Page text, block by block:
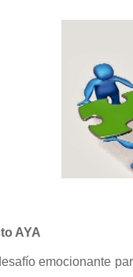
AYA
emocionante